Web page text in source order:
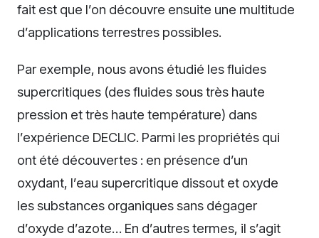
fait est que l’on découvre ensuite une multitude
d’applications terrestres possibles.
Par exemple, nous avons étudié les fluides
supercritiques (des fluides sous très haute
pression et très haute température) dans
l’expérience DECLIC. Parmi les propriétés qui
ont été découvertes : en présence d’un
oxydant, l’eau supercritique dissout et oxyde
les substances organiques sans dégager
d’oxyde d’azote… En d’autres termes, il s’agit